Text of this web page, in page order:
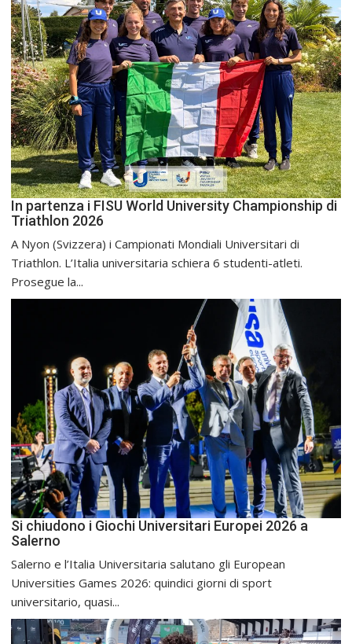
In partenza i FISU World University Championship di
Triathlon 2026
A Nyon (Svizzera) i Campionati Mondiali Universitari di
Triathlon. L’Italia universitaria schiera 6 studenti-atleti.
Prosegue la...
Si chiudono i Giochi Universitari Europei 2026 a
Salerno
Salerno e l’Italia Universitaria salutano gli European
Universities Games 2026: quindici giorni di sport
universitario, quasi...